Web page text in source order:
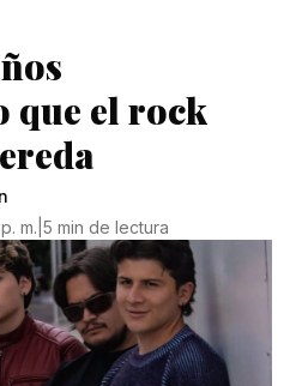
que el rock
m. 5 min de lectura